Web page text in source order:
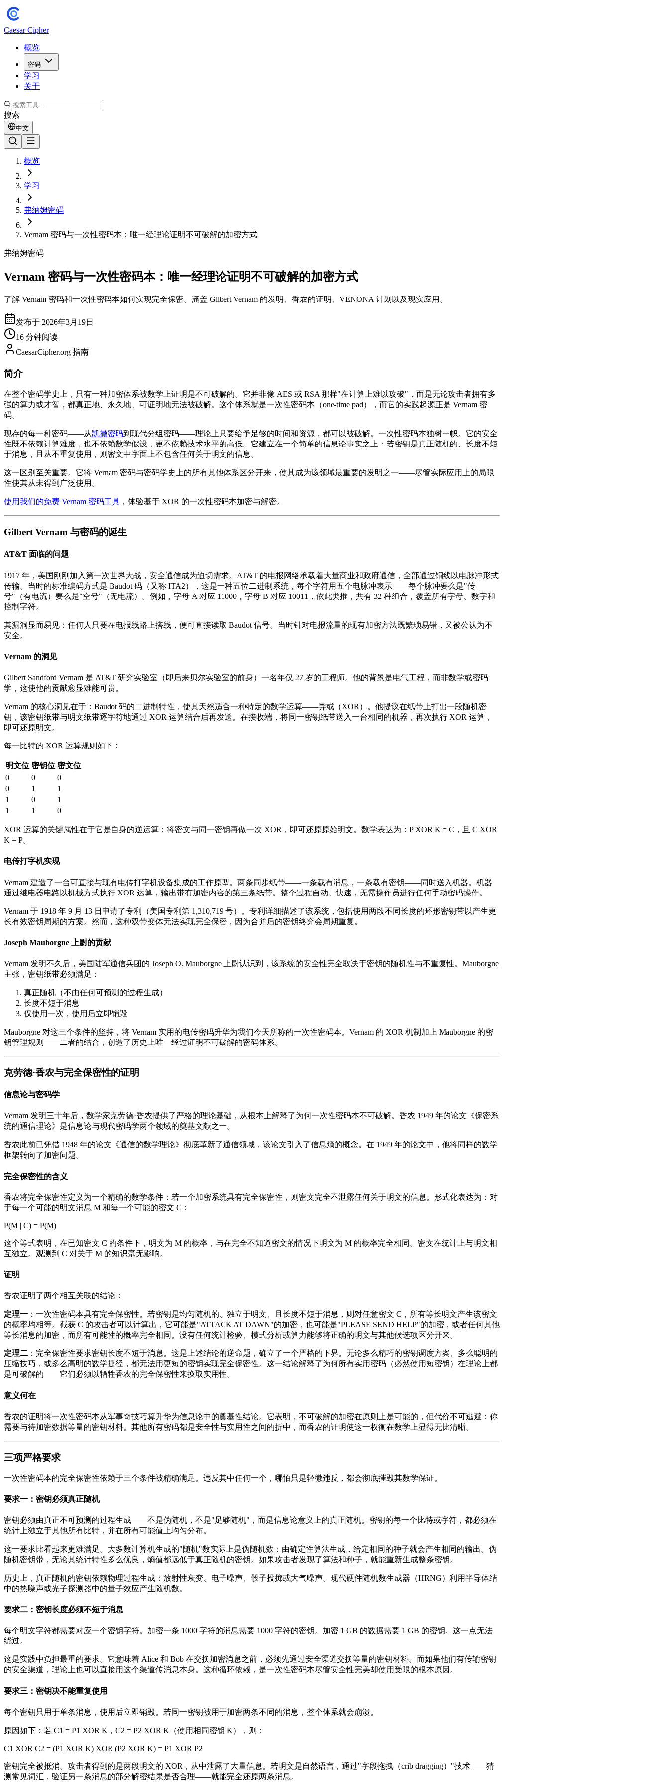
Caesar Cipher
概览
密码
学习
关于
搜索
中文
概览
学习
弗纳姆密码
Vernam 密码与一次性密码本：唯一经理论证明不可破解的加密方式
弗纳姆密码
Vernam 密码与一次性密码本：唯一经理论证明不可破解的加密方式
了解 Vernam 密码和一次性密码本如何实现完全保密。涵盖 Gilbert Vernam 的发明、香农的证明、VENONA 计划以及现实应用。
发布于 2026年3月19日
16 分钟阅读
CaesarCipher.org 指南
简介
在整个密码学史上，只有一种加密体系被数学上证明是不可破解的。它并非像 AES 或 RSA 那样"在计算上难以攻破"，而是无论攻击者拥有多
强的算力或才智，都真正地、永久地、可证明地无法被破解。这个体系就是一次性密码本（one-time pad），而它的实践起源正是 Vernam 密
码。
现存的每一种密码——从凯撒密码到现代分组密码——理论上只要给予足够的时间和资源，都可以被破解。一次性密码本独树一帜。它的安全
性既不依赖计算难度，也不依赖数学假设，更不依赖技术水平的高低。它建立在一个简单的信息论事实之上：若密钥是真正随机的、长度不短
于消息，且从不重复使用，则密文中字面上不包含任何关于明文的信息。
这一区别至关重要。它将 Vernam 密码与密码学史上的所有其他体系区分开来，使其成为该领域最重要的发明之一——尽管实际应用上的局限
性使其从未得到广泛使用。
使用我们的免费 Vernam 密码工具 ，体验基于 XOR 的一次性密码本加密与解密。
Gilbert Vernam 与密码的诞生
AT&T 面临的问题
1917 年，美国刚刚加入第一次世界大战，安全通信成为迫切需求。AT&T 的电报网络承载着大量商业和政府通信，全部通过铜线以电脉冲形式
传输。当时的标准编码方式是 Baudot 码（又称 ITA2），这是一种五位二进制系统，每个字符用五个电脉冲表示——每个脉冲要么是"传
号"（有电流）要么是"空号"（无电流）。例如，字母 A 对应 11000，字母 B 对应 10011，依此类推，共有 32 种组合，覆盖所有字母、数字和
控制字符。
其漏洞显而易见：任何人只要在电报线路上搭线，便可直接读取 Baudot 信号。当时针对电报流量的现有加密方法既繁琐易错，又被公认为不
安全。
Vernam 的洞见
Gilbert Sandford Vernam 是 AT&T 研究实验室（即后来贝尔实验室的前身）一名年仅 27 岁的工程师。他的背景是电气工程，而非数学或密码
学，这使他的贡献愈显难能可贵。
Vernam 的核心洞见在于：Baudot 码的二进制特性，使其天然适合一种特定的数学运算——异或（XOR）。他提议在纸带上打出一段随机密
钥，该密钥纸带与明文纸带逐字符地通过 XOR 运算结合后再发送。在接收端，将同一密钥纸带送入一台相同的机器，再次执行 XOR 运算，
即可还原明文。
每一比特的 XOR 运算规则如下：
明文位 密钥位 密文位
0
0
0
0
1
1
1
0
1
1
1 0
XOR 运算的关键属性在于它是自身的逆运算：将密文与同一密钥再做一次 XOR，即可还原原始明文。数学表达为：P XOR K = C，且 C XOR
K = P。
电传打字机实现
Vernam 建造了一台可直接与现有电传打字机设备集成的工作原型。两条同步纸带——一条载有消息，一条载有密钥——同时送入机器。机器
通过继电器电路以机械方式执行 XOR 运算，输出带有加密内容的第三条纸带。整个过程自动、快速，无需操作员进行任何手动密码操作。
Vernam 于 1918 年 9 月 13 日申请了专利（美国专利第 1,310,719 号）。专利详细描述了该系统，包括使用两段不同长度的环形密钥带以产生更
长有效密钥周期的方案。然而，这种双带变体无法实现完全保密，因为合并后的密钥终究会周期重复。
Joseph Mauborgne 上尉的贡献
Vernam 发明不久后，美国陆军通信兵团的 Joseph O. Mauborgne 上尉认识到，该系统的安全性完全取决于密钥的随机性与不重复性。Mauborgne
主张，密钥纸带必须满足：
真正随机（不由任何可预测的过程生成）
长度不短于消息
仅使用一次，使用后立即销毁
Mauborgne 对这三个条件的坚持，将 Vernam 实用的电传密码升华为我们今天所称的一次性密码本。Vernam 的 XOR 机制加上 Mauborgne 的密
钥管理规则——二者的结合，创造了历史上唯一经过证明不可破解的密码体系。
克劳德·香农与完全保密性的证明
信息论与密码学
Vernam 发明三十年后，数学家克劳德·香农提供了严格的理论基础，从根本上解释了为何一次性密码本不可破解。香农 1949 年的论文《保密系
统的通信理论》是信息论与现代密码学两个领域的奠基文献之一。
香农此前已凭借 1948 年的论文《通信的数学理论》彻底革新了通信领域，该论文引入了信息熵的概念。在 1949 年的论文中，他将同样的数学
框架转向了加密问题。
完全保密性的含义
香农将完全保密性定义为一个精确的数学条件：若一个加密系统具有完全保密性，则密文完全不泄露任何关于明文的信息。形式化表达为：对
于每一个可能的明文消息 M 和每一个可能的密文 C：
P(M | C) = P(M)
这个等式表明，在已知密文 C 的条件下，明文为 M 的概率，与在完全不知道密文的情况下明文为 M 的概率完全相同。密文在统计上与明文相
互独立。观测到 C 对关于 M 的知识毫无影响。
证明
香农证明了两个相互关联的结论：
定理一 ：一次性密码本具有完全保密性。若密钥是均匀随机的、独立于明文、且长度不短于消息，则对任意密文 C，所有等长明文产生该密文
的概率均相等。截获 C 的攻击者可以计算出，它可能是"ATTACK AT DAWN"的加密，也可能是"PLEASE SEND HELP"的加密，或者任何其他
等长消息的加密，而所有可能性的概率完全相同。没有任何统计检验、模式分析或算力能够将正确的明文与其他候选项区分开来。
定理二 ：完全保密性要求密钥长度不短于消息。这是上述结论的逆命题，确立了一个严格的下界。无论多么精巧的密钥调度方案、多么聪明的
压缩技巧，或多么高明的数学捷径，都无法用更短的密钥实现完全保密性。这一结论解释了为何所有实用密码（必然使用短密钥）在理论上都
是可破解的——它们必须以牺牲香农的完全保密性来换取实用性。
意义何在
香农的证明将一次性密码本从军事奇技巧算升华为信息论中的奠基性结论。它表明，不可破解的加密在原则上是可能的，但代价不可逃避：你
需要与待加密数据等量的密钥材料。其他所有密码都是安全性与实用性之间的折中，而香农的证明使这一权衡在数学上显得无比清晰。
三项严格要求
一次性密码本的完全保密性依赖于三个条件被精确满足。违反其中任何一个，哪怕只是轻微违反，都会彻底摧毁其数学保证。
要求一：密钥必须真正随机
密钥必须由真正不可预测的过程生成——不是伪随机，不是"足够随机"，而是信息论意义上的真正随机。密钥的每一个比特或字符，都必须在
统计上独立于其他所有比特，并在所有可能值上均匀分布。
这一要求比看起来更难满足。大多数计算机生成的"随机"数实际上是伪随机数：由确定性算法生成，给定相同的种子就会产生相同的输出。伪
随机密钥带，无论其统计特性多么优良，熵值都远低于真正随机的密钥。如果攻击者发现了算法和种子，就能重新生成整条密钥。
历史上，真正随机的密钥依赖物理过程生成：放射性衰变、电子噪声、骰子投掷或大气噪声。现代硬件随机数生成器（HRNG）利用半导体结
中的热噪声或光子探测器中的量子效应产生随机数。
要求二：密钥长度必须不短于消息
每个明文字符都需要对应一个密钥字符。加密一条 1000 字符的消息需要 1000 字符的密钥。加密 1 GB 的数据需要 1 GB 的密钥。这一点无法
绕过。
这是实践中负担最重的要求。它意味着 Alice 和 Bob 在交换加密消息之前，必须先通过安全渠道交换等量的密钥材料。而如果他们有传输密钥
的安全渠道，理论上也可以直接用这个渠道传消息本身。这种循环依赖，是一次性密码本尽管安全性完美却使用受限的根本原因。
要求三：密钥决不能重复使用
每个密钥只用于单条消息，使用后立即销毁。若同一密钥被用于加密两条不同的消息，整个体系就会崩溃。
原因如下：若 C1 = P1 XOR K，C2 = P2 XOR K（使用相同密钥 K），则：
C1 XOR C2 = (P1 XOR K) XOR (P2 XOR K) = P1 XOR P2
密钥完全被抵消。攻击者得到的是两段明文的 XOR，从中泄露了大量信息。若明文是自然语言，通过"字段拖拽（crib dragging）"技术——猜
测常见词汇，验证另一条消息的部分解密结果是否合理——就能完全还原两条消息。